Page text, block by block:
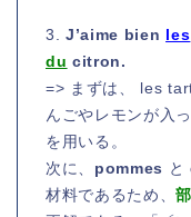
3.J’aime bien les
du citron.
=> まずは、 les
んごやレモンが入
を用いる。
次に、 pommes と
材料であるため、